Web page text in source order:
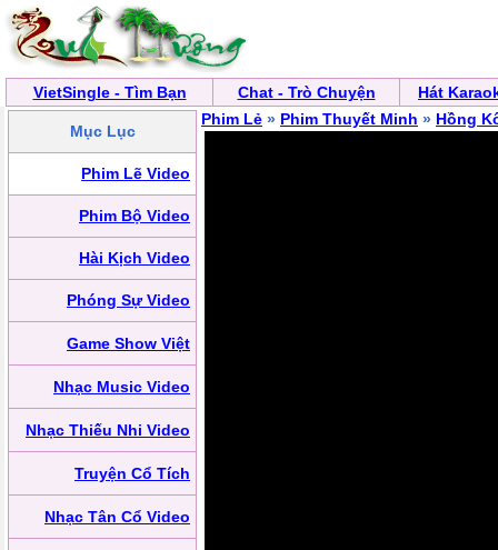
VietSingle - Tìm Bạn Chat - Trò Chuyện Hát
Mục Lục
Phim Lẽ Video
Phim Bộ Video
Hài Kịch Video
Phóng Sự Video
Game Show Việt
Nhạc Music Video
Nhạc Thiếu Nhi Video
Truyện Cổ Tích
Nhạc Tân Cổ Video
Phim Lẻ » Phim Thuyết Minh » Hồng